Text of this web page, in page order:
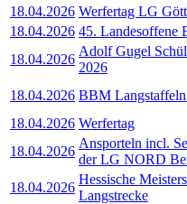
18.04.2026 Werfertag LG
18.04.2026 45. Landesoffene
18.04.2026
Adolf Gugel
2026
18.04.2026 BBM
18.04.2026 Werfertag
18.04.2026
Ansporteln incl.
der LG NORD
18.04.2026
Hessische
Langstrecke